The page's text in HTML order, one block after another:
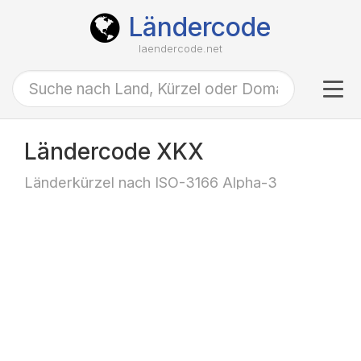
Ländercode
laendercode.net
Ländercode XKX
Länderkürzel nach ISO-3166 Alpha-3